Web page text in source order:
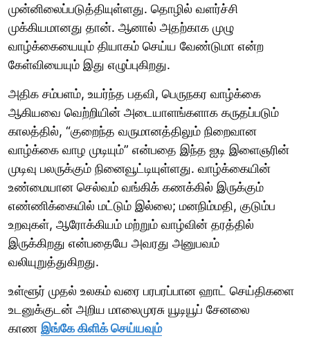
முன்னிலைப்படுத்தியுள்ளது. தொழில் வளர்ச்சி
முக்கியமானது தான். ஆனால் அதற்காக முழு
வாழ்க்கையையும் தியாகம் செய்ய வேண்டுமா என்ற
கேள்வியையும் இது எழுப்புகிறது.
அதிக சம்பளம், உயர்ந்த பதவி, பெருநகர வாழ்க்கை
ஆகியவை வெற்றியின் அடையாளங்களாக கருதப்படும்
காலத்தில், “குறைந்த வருமானத்திலும் நிறைவான
வாழ்க்கை வாழ முடியும்” என்பதை இந்த ஐடி இளைஞரின்
முடிவு பலருக்கும் நினைவூட்டியுள்ளது. வாழ்க்கையின்
உண்மையான செல்வம் வங்கிக் கணக்கில் இருக்கும்
எண்ணிக்கையில் மட்டும் இல்லை; மனநிம்மதி, குடும்ப
உறவுகள், ஆரோக்கியம் மற்றும் வாழ்வின் தரத்தில்
இருக்கிறது என்பதையே அவரது அனுபவம்
வலியுறுத்துகிறது.
உள்ளூர் முதல் உலகம் வரை பரபரப்பான ஹாட் செய்திகளை
உடனுக்குடன் அறிய மாலைமுரசு யூடியூப் சேனலை
காண இங்கே கிளிக் செய்யவும்